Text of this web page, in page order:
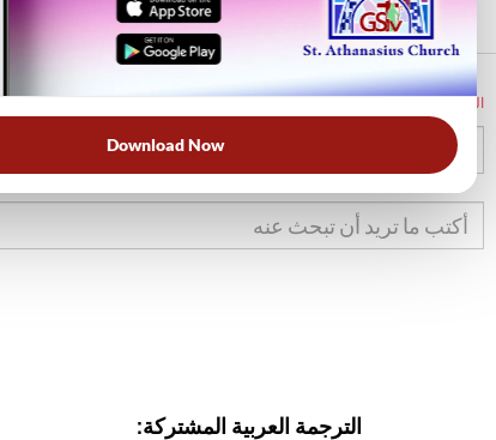
Download Now
الرئيسية
الترجمة العربية المشتركة: